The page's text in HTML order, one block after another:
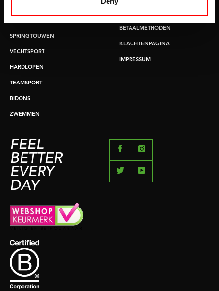
SPRINGTOUWEN
VECHTSPORT
HARDLOPEN
TEAMSPORT
BIDONS
ZWEMMEN
BETAALMETHODEN
KLACHTENPAGINA
IMPRESSUM
FEEL
BETTER
EVERY
DAY